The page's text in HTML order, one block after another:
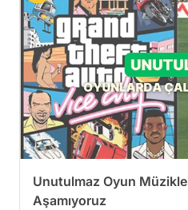
Unutulmaz Oyun
Aşamıyoruz